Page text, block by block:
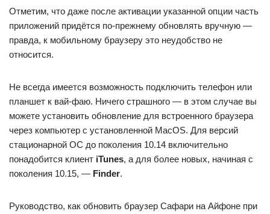
Отметим, что даже после активации указанной опции часть
приложений придётся по-прежнему обновлять вручную —
правда, к мобильному браузеру это неудобство не
относится.
Не всегда имеется возможность подключить телефон или
планшет к вай-фаю. Ничего страшного — в этом случае вы
можете установить обновление для встроенного браузера
через компьютер с установленной MacOS. Для версий
стационарной ОС до поколения 10.14 включительно
понадобится клиент iTunes, а для более новых, начиная с
поколения 10.15, — Finder.
Руководство, как обновить браузер Сафари на Айфоне при